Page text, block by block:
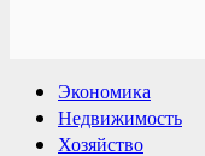
Основное
меню
Экономика
Недвижимость
Хозяйство